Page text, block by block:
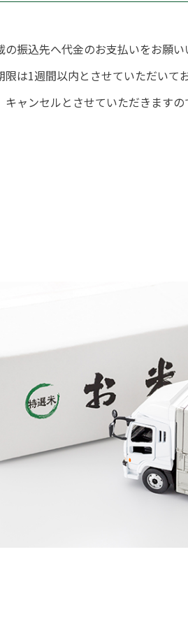
振込先へ代金のお支払いをお願い
限は1週間以内とさせていただいて
ャンセルとさせていただきますの